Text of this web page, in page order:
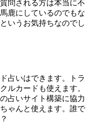
問される方は本当に不
鹿にしているのでもな
いうお気持ちなのでし
占いはできます。トラ
ルカードも使えます。
占いサイト構築に協力
ゃんと使えます。誰で